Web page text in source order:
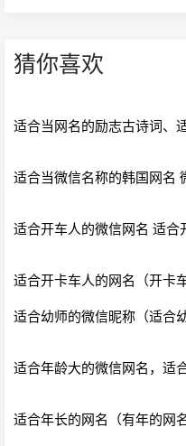
猜你喜欢
适合当网名的励志古诗词、
适合当微信名称的韩国网名
适合开车人的微信网名 适合
适合开卡车人的网名（开卡
适合幼师的微信昵称（适合
适合年龄大的微信网名，适
适合年长的网名（有年的网名